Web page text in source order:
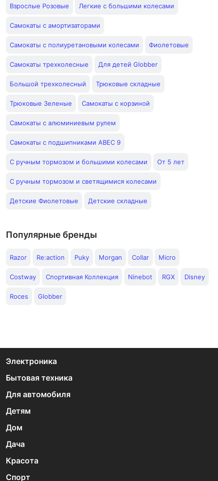
Взрослые Розовые Легкие с большими колесами
Самокаты с амортизаторами
Самокаты с полиуретановыми колесами Фиолетовые
Самокаты трехколесные Для детей Globber
Большой трехколесный Трюковые складные
Трюковые Зеленые Самокаты с корзиной
Самокаты с алюминиевым рулем
Самокаты с подшипниками ABEC 9
С ручным тормозом и большими колесами От 5 лет
С ручным тормозом и светящимися колесами
Детские Фиолетовые Детские складные
Популярные бренды
Razor Re:action Puky Morgan Collar Micro
Costway Спортивная Коллекция Ninebot RGX Disney
Roces Globber
Электроника
Бытовая техника
Для автомобиля
Детям
Дом
Дача
Красота
Спорт